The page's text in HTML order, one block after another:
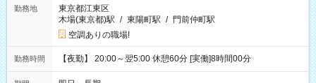
勤務地
東京都江東区
木場(東京都)駅 / 東陽町駅 / 門前仲町駅
空調ありの職場!
勤務時間 【夜勤】 20:00～翌5:00 休憩60分 [実働]8時間00分